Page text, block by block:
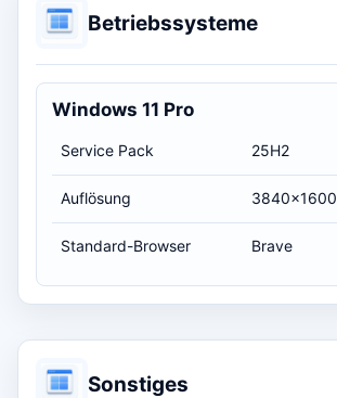
Betriebssysteme
Windows 11 Pro
Service Pack 25H2
Auflösung 3840x1600
Standard-Browser Brave
Sonstiges